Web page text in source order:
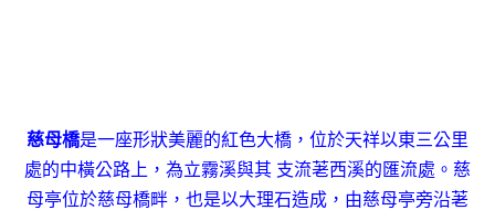
慈母橋是一座形狀美麗的紅色大橋，位於天祥以東三公里
處的中橫公路上，為立霧溪與其 支流荖西溪的匯流處。慈
母亭位於慈母橋畔，也是以大理石造成，由慈母亭旁沿荖